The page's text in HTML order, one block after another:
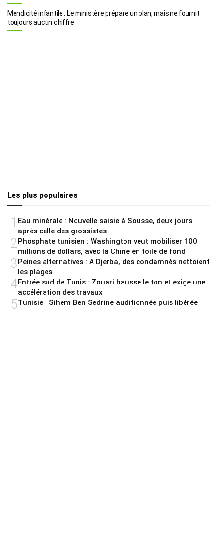
Mendicité infantile : Le ministère prépare un plan, mais ne fournit
toujours aucun chiffre
Les plus populaires
1 Eau minérale : Nouvelle saisie à Sousse, deux jours
après celle des grossistes
2 Phosphate tunisien : Washington veut mobiliser 100
millions de dollars, avec la Chine en toile de fond
3Peines alternatives : A Djerba, des condamnés nettoient
les plages
4Entrée sud de Tunis : Zouari hausse le ton et exige une
accélération des travaux
5Tunisie : Sihem Ben Sedrine auditionnée puis libérée